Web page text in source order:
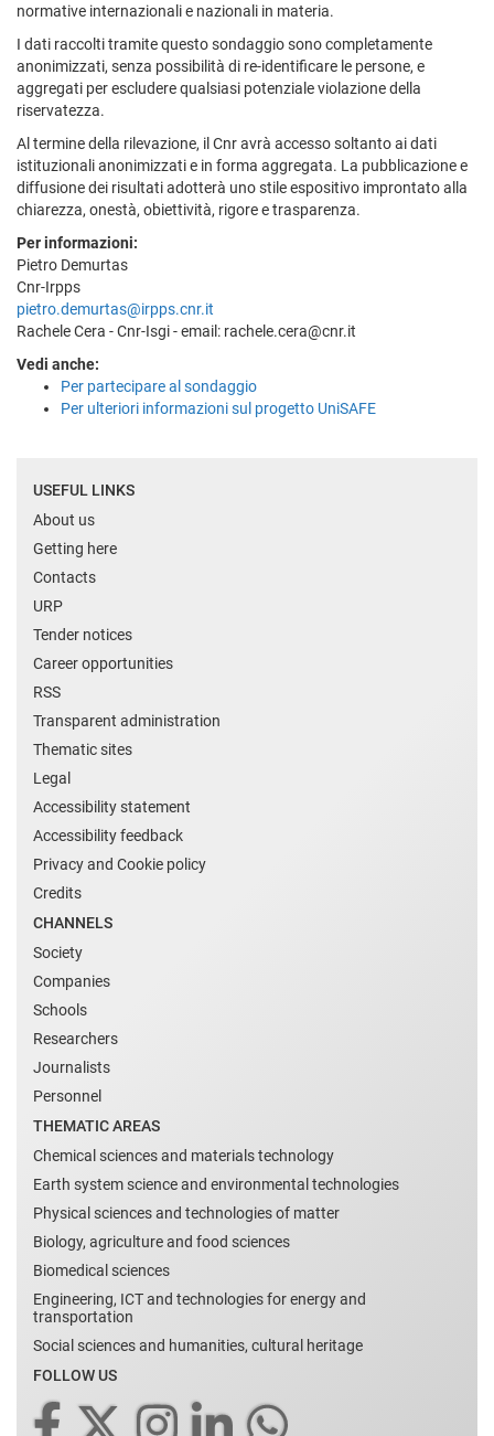
normative internazionali e nazionali in materia.
I dati raccolti tramite questo sondaggio sono completamente
anonimizzati, senza possibilità di re-identificare le persone, e
aggregati per escludere qualsiasi potenziale violazione della
riservatezza.
Al termine della rilevazione, il Cnr avrà accesso soltanto ai dati
istituzionali anonimizzati e in forma aggregata. La pubblicazione e
diffusione dei risultati adotterà uno stile espositivo improntato alla
chiarezza, onestà, obiettività, rigore e trasparenza.
Per informazioni:
Pietro Demurtas
Cnr-Irpps
pietro.demurtas@irpps.cnr.it
Rachele Cera - Cnr-Isgi - email: rachele.cera@cnr.it
Vedi anche:
Per partecipare al sondaggio
Per ulteriori informazioni sul progetto UniSAFE
USEFUL LINKS
About us
Getting here
Contacts
URP
Tender notices
Career opportunities
RSS
Transparent administration
Thematic sites
Legal
Accessibility statement
Accessibility feedback
Privacy and Cookie policy
Credits
CHANNELS
Society
Companies
Schools
Researchers
Journalists
Personnel
THEMATIC AREAS
Chemical sciences and materials technology
Earth system science and environmental technologies
Physical sciences and technologies of matter
Biology, agriculture and food sciences
Biomedical sciences
Engineering, ICT and technologies for energy and
transportation
Social sciences and humanities, cultural heritage
FOLLOW US